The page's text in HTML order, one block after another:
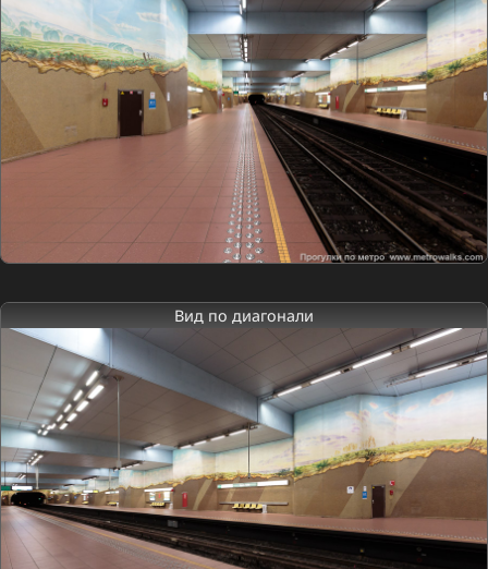
Вид по диагонали